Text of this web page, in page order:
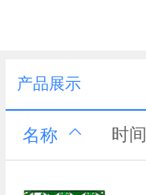
产品展示
名称 时间